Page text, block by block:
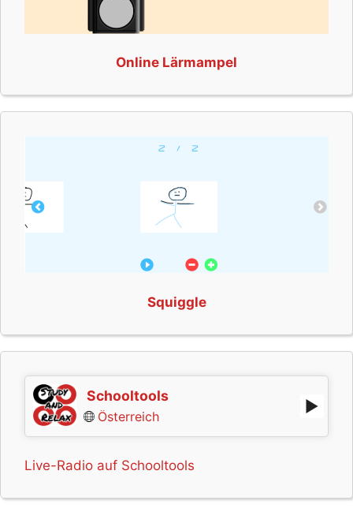
Online Lärmampel
Squiggle
Schooltools
Österreich
Live-Radio auf Schooltools